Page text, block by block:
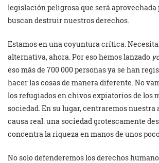
legislación peligrosa que será aprovechada
buscan destruir nuestros derechos.
Estamos en una coyuntura crítica.
alternativa, ahora. Por eso hemos lanzado
eso más de 700 000 personas ya se han
hacer las cosas de manera diferente. No
los refugiados en chivos expiatorios de los
sociedad. En su lugar, centraremos nuestra
causa real: una sociedad grotescamente
concentra la riqueza en manos de unos
No solo defenderemos los derechos